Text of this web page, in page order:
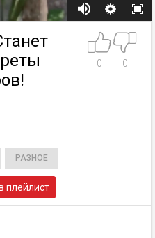
0 0
РАЗНОЕ
плейлист